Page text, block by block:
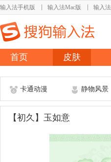
输入法手机版 输入法Mac版 输入
首页 皮肤
卡通动漫 静物风景
【初久】玉如意